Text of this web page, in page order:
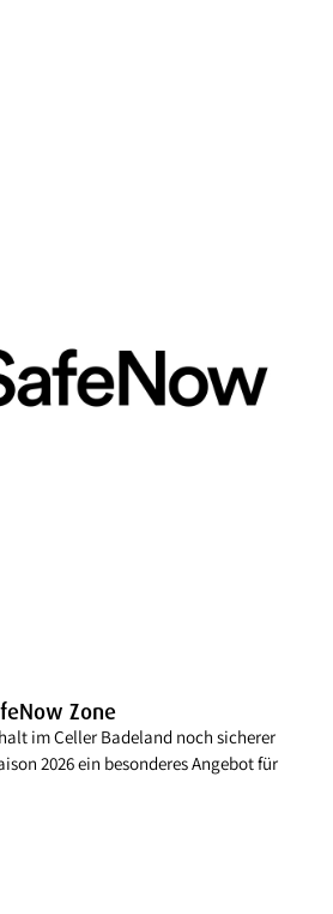
Zone
im Celler Badeland noch sicherer
2026 ein besonderes Angebot für